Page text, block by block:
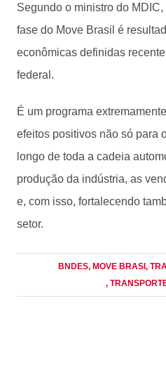
Segundo o ministro do
fase do Move Brasil é
econômicas definidas
federal.
É um programa
efeitos positivos não só para
longo de toda a cadeia
produção da indústria, as
e, com isso, fortalecendo
setor.
BNDES, MOVE BRASI,
,